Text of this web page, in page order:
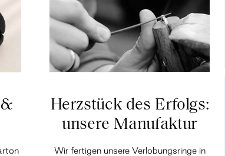
Herzstück des Erfolgs:
unsere Manufaktur
Wir fertigen unsere Verlobungsringe in